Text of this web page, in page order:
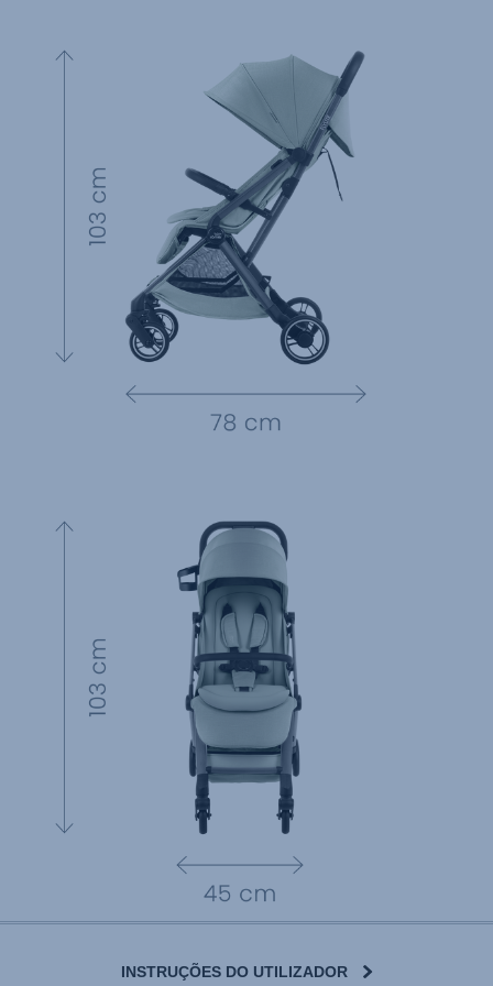
INSTRUÇÕES DO UTILIZADOR